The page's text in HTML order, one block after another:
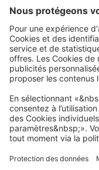
À propos de nous
L'entreprise
Presse
Emplois & carrière
Contact
Service
Modes de paiement
Expédition
Réclamation
Programme Premium
FAQ
Blog
Tutoriels Photoshop
Tutoriels InDesign
Outils & Fonts gratuits
Marketing & Insights
Modes de paiement